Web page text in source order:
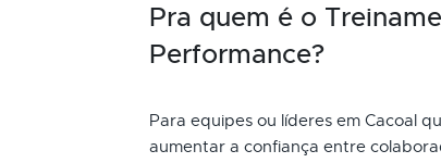
Pra quem é o
Performance?
Para equipes ou líderes em Cacoal
aumentar a confiança entre